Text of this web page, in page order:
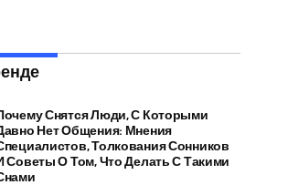
Снятся Люди, С Которыми
Нет Общения: Мнения
Толкования Сонников
Советы О Том, Что Делать С Такими